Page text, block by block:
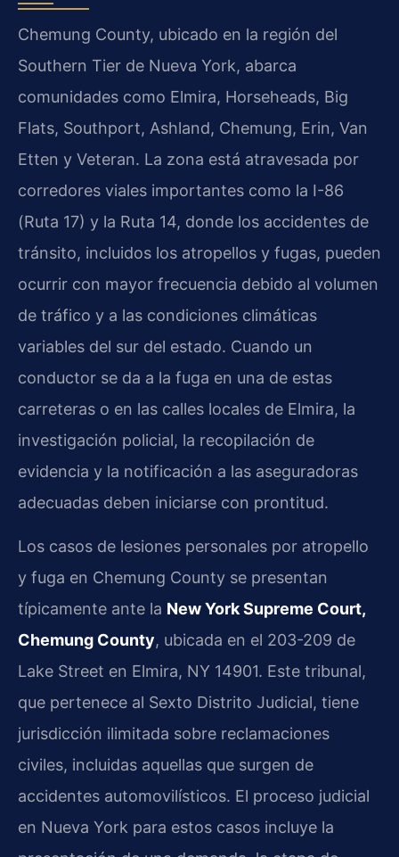
Chemung County, ubicado en la región del
Southern Tier de Nueva York, abarca
comunidades como Elmira, Horseheads, Big
Flats, Southport, Ashland, Chemung, Erin, Van
Etten y Veteran. La zona está atravesada por
corredores viales importantes como la I-86
(Ruta 17) y la Ruta 14, donde los accidentes de
tránsito, incluidos los atropellos y fugas, pueden
ocurrir con mayor frecuencia debido al volumen
de tráfico y a las condiciones climáticas
variables del sur del estado. Cuando un
conductor se da a la fuga en una de estas
carreteras o en las calles locales de Elmira, la
investigación policial, la recopilación de
evidencia y la notificación a las aseguradoras
adecuadas deben iniciarse con prontitud.
Los casos de lesiones personales por atropello
y fuga en Chemung County se presentan
típicamente ante la New York Supreme Court,
Chemung County, ubicada en el 203-209 de
Lake Street en Elmira, NY 14901. Este tribunal,
que pertenece al Sexto Distrito Judicial, tiene
jurisdicción ilimitada sobre reclamaciones
civiles, incluidas aquellas que surgen de
accidentes automovilísticos. El proceso judicial
en Nueva York para estos casos incluye la